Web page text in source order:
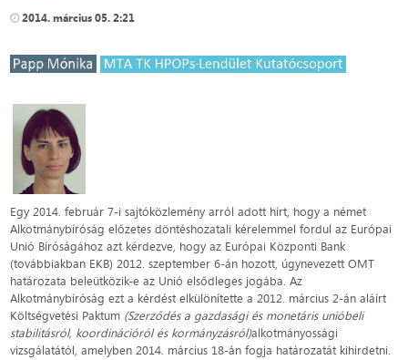
2014. március 05. 2:21
Egy 2014. február 7-i sajtóközlemény arról adott hírt, hogy a német
Alkotmánybíróság előzetes döntéshozatali kérelemmel fordul az Európai
Unió Bíróságához azt kérdezve, hogy az Európai Központi Bank
(továbbiakban EKB) 2012. szeptember 6-án hozott, úgynevezett OMT
határozata beleütközik-e az Unió elsődleges jogába. Az
Alkotmánybíróság ezt a kérdést elkülönítette a 2012. március 2-án aláírt
Költségvetési Paktum (Szerződés a gazdasági és monetáris unióbeli
stabilitásról, koordinációról és kormányzásról)alkotmányossági
vizsgálatától, amelyben 2014. március 18-án fogja határozatát kihirdetni.